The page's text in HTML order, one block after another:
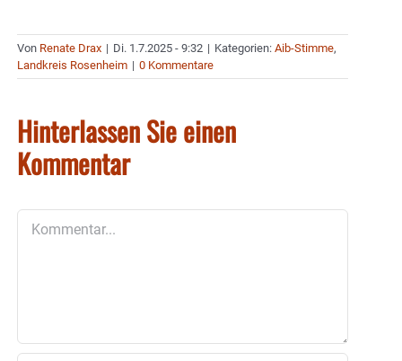
Von Renate Drax | Di. 1.7.2025 - 9:32 | Kategorien: Aib-Stimme,
Landkreis Rosenheim | 0 Kommentare
Hinterlassen Sie einen
Kommentar